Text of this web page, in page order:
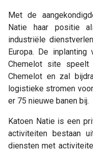
Met de
Natie haar positie
industriële
Europa. De
Chemelot site
Chemelot en zal
logistieke stromen
er 75 nieuwe banen bij.
Katoen Natie is een
activiteiten bestaan
diensten met